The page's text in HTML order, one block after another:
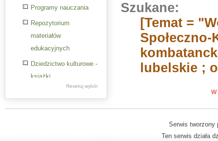
Programy nauczania
Repozytorium
materiałów
edukacyjnych
Dziedzictwo kulturowe -
książki
Resetuj wybór
Szukane:
[Temat =
lubelskie ;
W
Serwis
Ten serwis działa